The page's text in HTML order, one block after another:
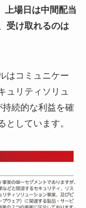
上場日は中間配当
受け取れるのは
はコミュニケー
ュリティソリュ
続的な利益を確
としています。